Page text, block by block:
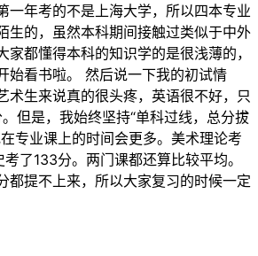
一年考的不是上海大学，所以四本专业
生的，虽然本科期间接触过类似于中外
家都懂得本科的知识学的是很浅薄的，
始看书啦。 然后说一下我的初试情
术生来说真的很头疼，英语很不好，只
但是，我始终坚持“单科过线，总分拔
专业课上的时间会更多。美术理论考
了133分。两门课都还算比较平均。
都提不上来，所以大家复习的时候一定